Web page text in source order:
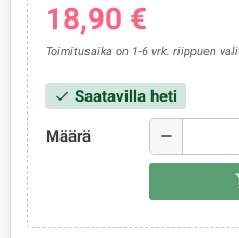
18,90 €
Toimitusaika on 1-6 vrk. riippuen
check Saatavilla heti
Määrä remove